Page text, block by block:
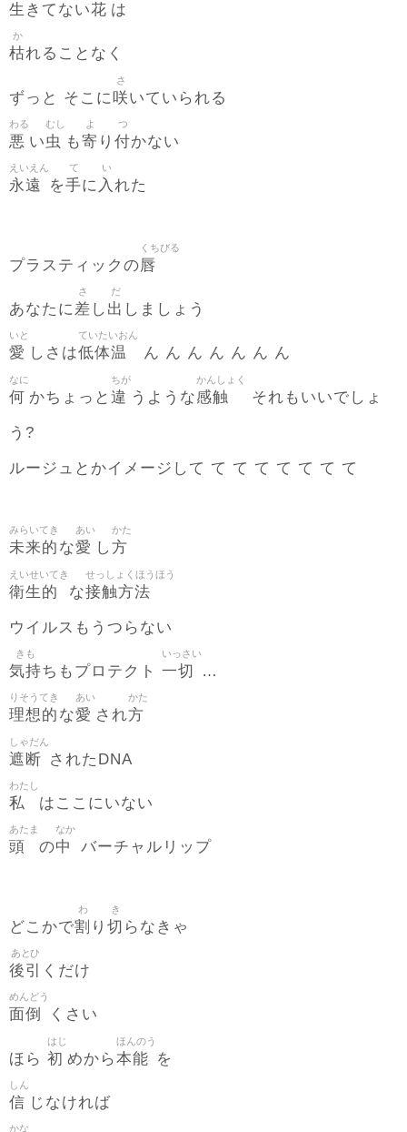
生 きてない花 は
枯
か
れることなく
ずっと そこに咲
さ
いていられる
悪
わる
い虫
むし
も寄
よ
り 付
つ
かない
永遠
えいえん
を手
て
に 入
い
れた
プラスティックの唇
くちびる
あなたに差
さ
し 出
だ
しましょう
愛
いと
しさは低体温
ていたいおん
ん ん ん ん ん ん ん
何
なに
かちょっと 違
ちが
うような感触
かんしょく
それもいいでしょ
う?
ルージュとかイメージして て て て て て て て
未来的
みらいてき
な愛
あい
し方
かた
衛生的
えいせいてき
な接触方法
せっしょくほうほう
ウイルスもうつらない
気持
きも
ちもプロテクト 一切
いっさい
…
理想的
りそうてき
な愛
あい
され方
かた
遮断
しゃだん
されたDNA
私
わたし
はここにいない
頭
あたま
の中
なか
バーチャルリップ
どこかで割
わ
り 切
き
らなきゃ
後引
あとひ
くだけ
面倒
めんどう
くさい
ほら 初
はじ
めから本能
ほんのう
を
信
しん
じなければ
かな